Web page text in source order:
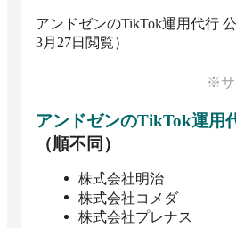
アンドゼンのTikTok運用代行
3月27日閲覧）
※サ
アンドゼンのTikTok運用
（順不同）
株式会社明治
株式会社コメダ
株式会社プレナス